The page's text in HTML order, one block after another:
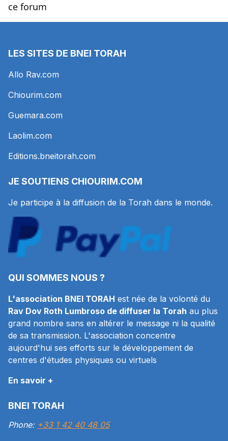
ce forum
LES SITES DE BNEI TORAH
Allo Rav.com
Chiourim.com
Guemara.com
Laolim.com
Editions.bneitorah.com
JE SOUTIENS CHIOURIM.COM
Je participe à la diffusion de la Torah dans le monde.
QUI SOMMES NOUS ?
L'association BNEI TORAH est née de la volonté du
Rav Dov Roth Lumbroso de diffuser la Torah au plus
grand nombre sans en altérer le message ni la qualité
de sa transmission. L'association concentre
aujourd'hui ses efforts sur le développement de
centres d'études physiques ou virtuels
En savoir +
BNEI TORAH
Phone: +33 1 42 40 48 05